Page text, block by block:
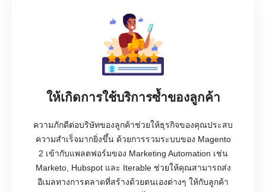
ให้เกิดการใช้บริการซ้ำของลูกค้า
ความภักดีต่อบริษัทของลูกค้าช่วยให้ธุรกิจของคุณประสบ
ความสำเร็จมากยิ่งขึ้น ด้วยการรวมระบบของ Magento
2 เข้ากับแพลตฟอร์มของ Marketing Automation เช่น
Marketo, Hubspot และ Iterable ช่วยให้คุณสามารถส่ง
อีเมลทางการตลาดที่สร้างด้วยตนเองต่างๆ ให้กับลูกค้า